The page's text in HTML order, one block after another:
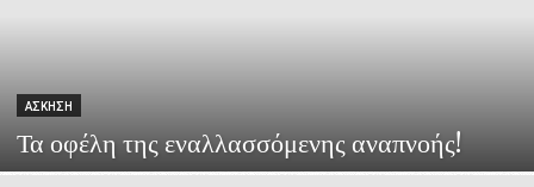
ΆΣΚΗΣΗ
Τα οφέλη της εναλλασσόμενης αναπνοής!